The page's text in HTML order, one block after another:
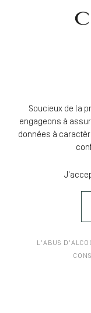
Soucieux de la
engageons à
données à
L'ABUS